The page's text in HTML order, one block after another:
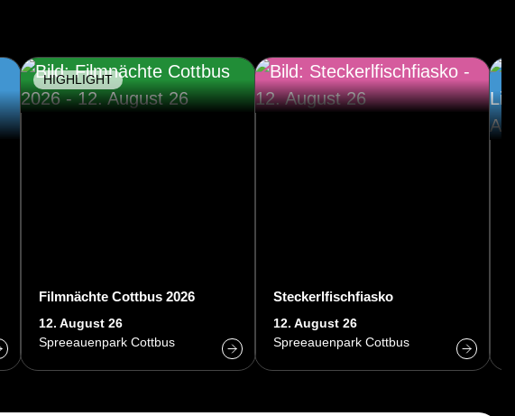
HIGHLIGHT
Filmnächte Cottbus 2026
12. August 26
Spreeauenpark Cottbus
Steckerlfischfiasko
12. August 26
Spreeauenpark Cottbus